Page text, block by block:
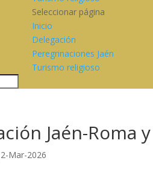
Seleccionar página
Inicio
Delegación
Peregrinaciones Jaén
Turismo religioso
Jaén-Roma
2-Mar-2026